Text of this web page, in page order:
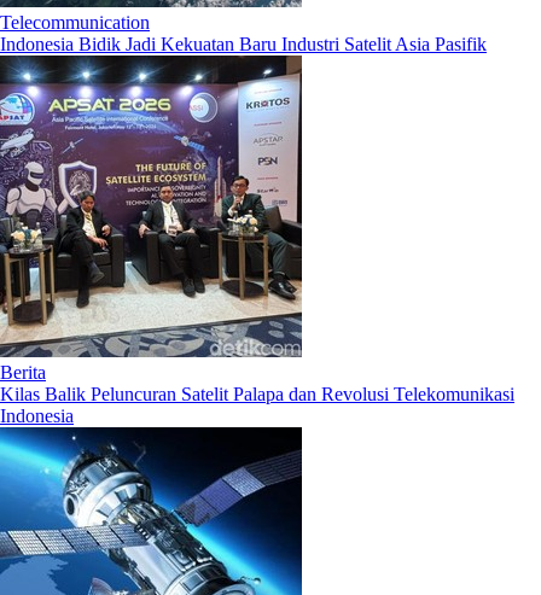
Telecommunication
Indonesia Bidik Jadi Kekuatan Baru Industri Satelit Asia Pasifik
Berita
Kilas Balik Peluncuran Satelit Palapa dan Revolusi Telekomunikasi
Indonesia